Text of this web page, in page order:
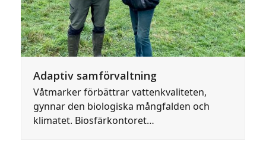
Adaptiv samförvaltning
Våtmarker förbättrar vattenkvaliteten,
gynnar den biologiska mångfalden och
klimatet. Biosfärkontoret…